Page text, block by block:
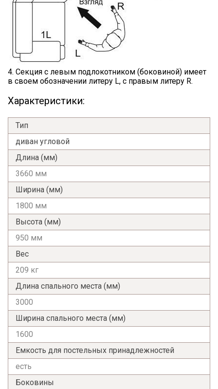
Я ознакомлен сПолитикойв отношении
согласен на их обработку.
4. Секция с левым подлокотником (боковиной) имеет
в своем обозначении литеру L, с правым литеру R.
Характеристики:
Тип
диван угловой
Длина (мм)
3660 мм
Ширина (мм)
1800 мм
Высота (мм)
950 мм
Вес
209 кг
Длина спального места (мм)
3000
Ширина спального места (мм)
1600
Емкость для постельных принадлежностей
есть
Боковины